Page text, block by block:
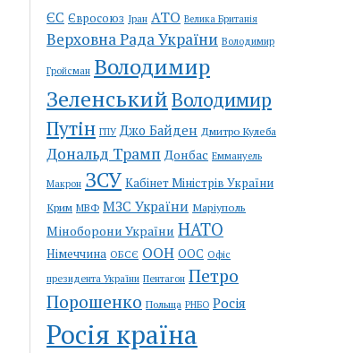
ЄС Євросоюз Іран АТО Велика Британія
Верховна Рада України Володимир
Гройсман Володимир
ЗеленськийВолодимир
Путін ГПУ Джо Байден Дмитро Кулеба
Дональд Трамп Донбас Еммануель
Макрон ЗСУ Кабінет Міністрів України
Крим МВФ МЗС України Маріуполь
Міноборони України НАТО
Німеччина ОБСЄ ООН ООС Офіс
президента України Пентагон Петро
Порошенко Польща РНБО Росія
Росія країна